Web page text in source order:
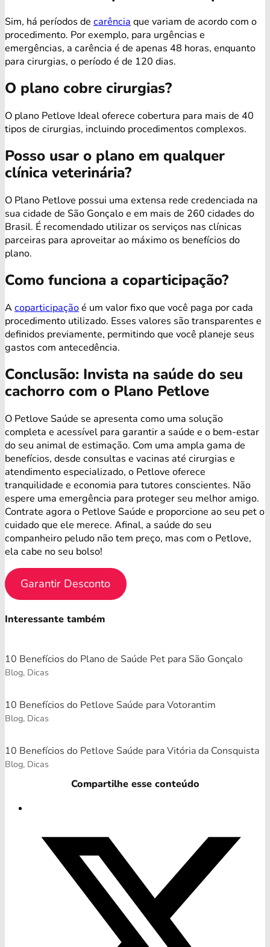
Sim, há períodos de carência que variam de acordo com o
procedimento. Por exemplo, para urgências e
emergências, a carência é de apenas 48 horas, enquanto
para cirurgias, o período é de 120 dias.
O plano cobre cirurgias?
O plano Petlove Ideal oferece cobertura para mais de 40
tipos de cirurgias, incluindo procedimentos complexos.
Posso usar o plano em qualquer
clínica veterinária?
O Plano Petlove possui uma extensa rede credenciada na
sua cidade de São Gonçalo e em mais de 260 cidades do
Brasil. É recomendado utilizar os serviços nas clínicas
parceiras para aproveitar ao máximo os benefícios do
plano.
Como funciona a coparticipação?
Acoparticipaçãoé um valor fixo que você paga por cada
procedimento utilizado. Esses valores são transparentes e
definidos previamente, permitindo que você planeje seus
gastos com antecedência.
Conclusão: Invista na saúde do seu
cachorro com o Plano Petlove
O Petlove Saúde se apresenta como uma solução
completa e acessível para garantir a saúde e o bem-estar
do seu animal de estimação. Com uma ampla gama de
benefícios, desde consultas e vacinas até cirurgias e
atendimento especializado, o Petlove oferece
tranquilidade e economia para tutores conscientes. Não
espere uma emergência para proteger seu melhor amigo.
Contrate agora o Petlove Saúde e proporcione ao seu pet o
cuidado que ele merece. Afinal, a saúde do seu
companheiro peludo não tem preço, mas com o Petlove,
ela cabe no seu bolso!
Garantir Desconto
Interessante também
10 Benefícios do Plano de Saúde Pet para São Gonçalo
Blog, Dicas
10 Benefícios do Petlove Saúde para Votorantim
Blog, Dicas
10 Benefícios do Petlove Saúde para Vitória da Consquista
Blog, Dicas
Compartilhe esse conteúdo